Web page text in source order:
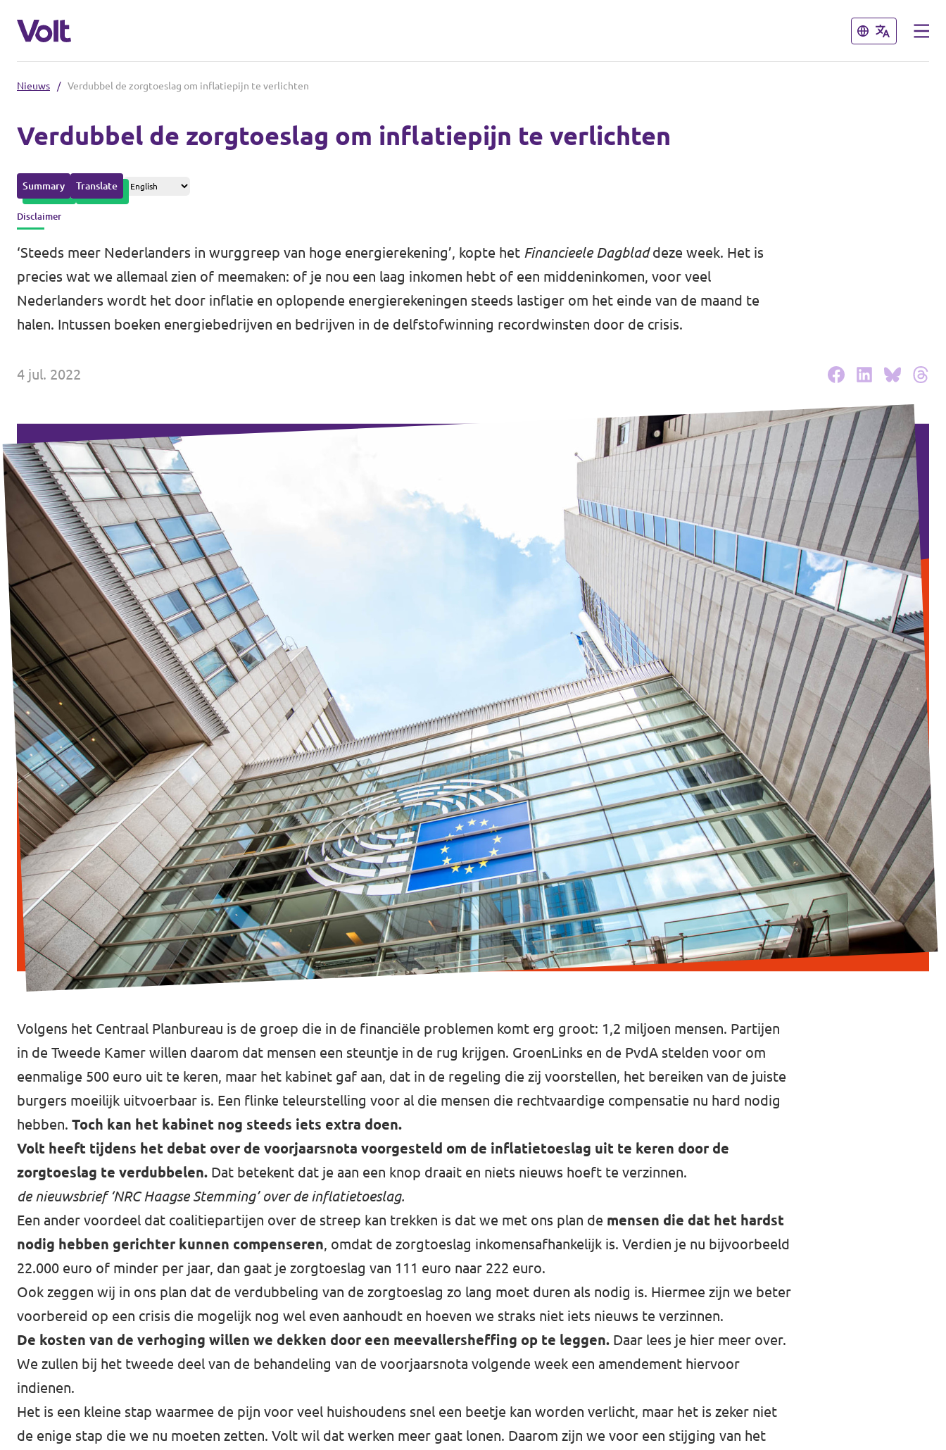
Sluiten
Volt Amsterdam
Volt Arnhem
Volt Delft
Afdelingen in de provincies
Volt Drenthe
...alle Volt provincies
Sluiten
Standpunten
Over Volt
Mensen
Nieuws
Word lid
Word actief
Doneer
Werken bij Volt
Contact
Sprekersaanvraag
Volt There - Buitenlandstichting Volt
Charge - Wetenschappelijk Platform Volt
Nieuws / Verdubbel de zorgtoeslag om inflatiepijn te verlichten
Verdubbel de zorgtoeslag om inflatiepijn te verlichten
Summary Translate
Disclaimer
‘Steeds meer Nederlanders in wurggreep van hoge energierekening’, kopte het Financieele Dagbladdeze week. Het is
precies wat we allemaal zien of meemaken: of je nou een laag inkomen hebt of een middeninkomen, voor veel
Nederlanders wordt het door inflatie en oplopende energierekeningen steeds lastiger om het einde van de maand te
halen. Intussen boeken energiebedrijven en bedrijven in de delfstofwinning recordwinsten door de crisis.
4 jul. 2022
Volgens het Centraal Planbureau is de groep die in de financiële problemen komt erg groot: 1,2 miljoen mensen. Partijen
in de Tweede Kamer willen daarom dat mensen een steuntje in de rug krijgen. GroenLinks en de PvdA stelden voor om
eenmalige 500 euro uit te keren, maar het kabinet gaf aan, dat in de regeling die zij voorstellen, het bereiken van de juiste
burgers moeilijk uitvoerbaar is. Een flinke teleurstelling voor al die mensen die rechtvaardige compensatie nu hard nodig
hebben. Toch kan het kabinet nog steeds iets extra doen.
Volt heeft tijdens het debat over de voorjaarsnota voorgesteld om de inflatietoeslag uit te keren door de
zorgtoeslag te verdubbelen. Dat betekent dat je aan een knop draait en niets nieuws hoeft te verzinnen.
de nieuwsbrief ‘NRC Haagse Stemming’ over de inflatietoeslag.
Een ander voordeel dat coalitiepartijen over de streep kan trekken is dat we met ons plan de mensen die dat het hardst
nodig hebben gerichter kunnen compenseren , omdat de zorgtoeslag inkomensafhankelijk is. Verdien je nu bijvoorbeeld
22.000 euro of minder per jaar, dan gaat je zorgtoeslag van 111 euro naar 222 euro.
Ook zeggen wij in ons plan dat de verdubbeling van de zorgtoeslag zo lang moet duren als nodig is. Hiermee zijn we beter
voorbereid op een crisis die mogelijk nog wel even aanhoudt en hoeven we straks niet iets nieuws te verzinnen.
De kosten van de verhoging willen we dekken door een meevallersheffing op te leggen. Daar lees je hier meer over.
We zullen bij het tweede deel van de behandeling van de voorjaarsnota volgende week een amendement hiervoor
indienen.
Het is een kleine stap waarmee de pijn voor veel huishoudens snel een beetje kan worden verlicht, maar het is zeker niet
de enige stap die we nu moeten zetten. Volt wil dat werken meer gaat lonen. Daarom zijn we voor een stijging van het